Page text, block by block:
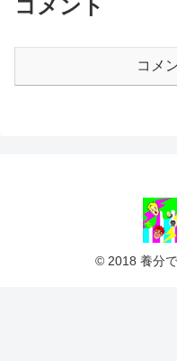
コメント
コメ
© 2018 養分